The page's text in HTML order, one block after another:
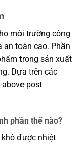
môi trường công
an toàn cao. Phần
trong sản xuất
Dựa trên các
post
phần thế nào?
được nhiệt